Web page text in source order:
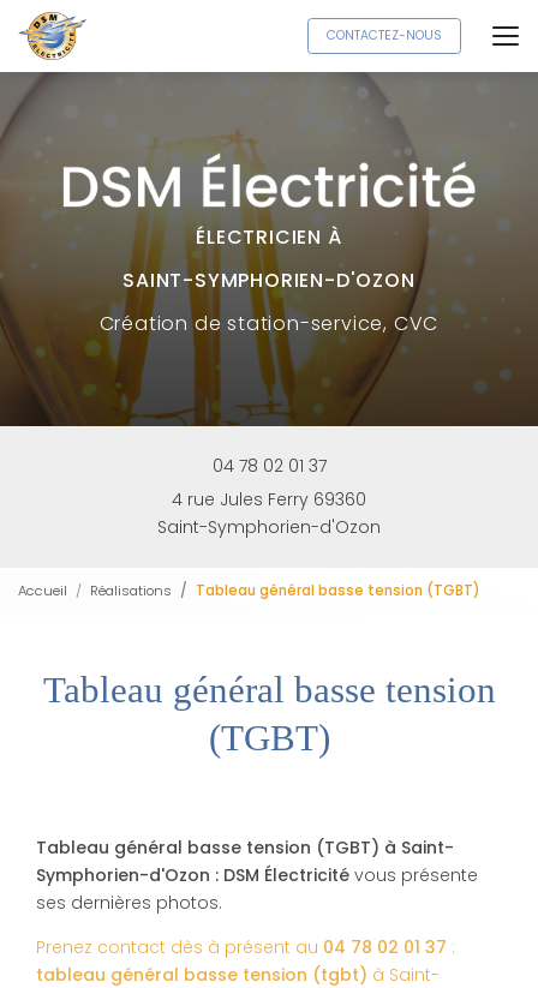
Aller
au
contenu
principal
CONTACTEZ-NOUS
ÉLECTRICIEN À
SAINT-SYMPHORIEN-D'OZON
Créationde station-service, CVC
04 78 02 01 37
4 rue Jules Ferry 69360
Saint-Symphorien-d'Ozon
Accueil Réalisations Tableau général basse tension (TGBT)
Tableau général basse tension
(TGBT)
Tableau général basse tension (TGBT) à Saint-
Symphorien-d'Ozon : DSM Électricité vous présente
ses dernières photos.
Prenez contact dès à présent au 04 78 02 01 37 :
tableau général basse tension (tgbt) à Saint-